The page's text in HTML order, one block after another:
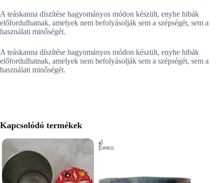
A teáskanna díszítése hagyományos módon készült, enyhe hibák
előfordulhatnak, amelyek nem befolyásolják sem a szépségét, sem a
használati minőségét.
A teáskanna díszítése hagyományos módon készült, enyhe hibák
előfordulhatnak, amelyek nem befolyásolják sem a szépségét, sem a
használati minőségét.
Kapcsolódó termékek